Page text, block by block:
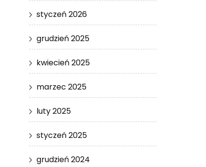
styczeń 2026
grudzień 2025
kwiecień 2025
marzec 2025
luty 2025
styczeń 2025
grudzień 2024